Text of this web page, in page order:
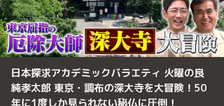
日本探求アカデミックバラエティ 火曜の良
純孝太郎 東京・調布の深大寺を大冒険！50
年に1度しか見られない秘仏に圧倒！